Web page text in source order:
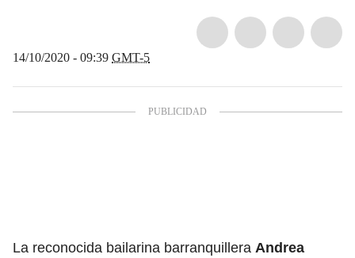
14/10/2020 - 09:39 GMT-5
La reconocida bailarina barranquillera Andrea